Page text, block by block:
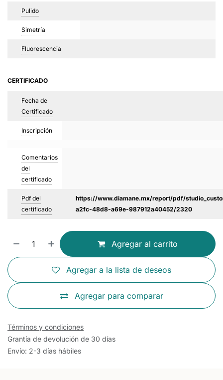
Pulido
Simetría
Fluorescencia
CERTIFICADO
Fecha de
Certificado
Inscripción
Comentarios
del
certificado
Pdf del
certificado
https://www.diamane.mx/report/pdf/
a2fc-48d8-a69e-987912a40452/2320
Agregar al carrito
Agregar para comparar
Agregar a la lista de deseos
Términos y condiciones
Grantía de devolución de 30 días
Envío: 2-3 días hábiles